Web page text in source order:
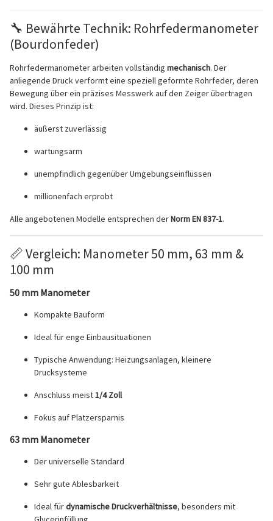
🔧 Bewährte Technik: Rohrfedermanometer
(Bourdonfeder)
Rohrfedermanometer arbeiten vollständig mechanisch. Der
anliegende Druck verformt eine speziell geformte Rohrfeder, deren
Bewegung über ein präzises Messwerk auf den Zeiger übertragen
wird. Dieses Prinzip ist:
äußerst zuverlässig
wartungsarm
unempfindlich gegenüber Umgebungseinflüssen
millionenfach erprobt
Alle angebotenen Modelle entsprechen derNorm EN 837-1.
📏 Vergleich: Manometer 50 mm, 63 mm &
100 mm
50 mm Manometer
Kompakte Bauform
Ideal für enge Einbausituationen
Typische Anwendung: Heizungsanlagen, kleinere
Drucksysteme
Anschluss meist1/4 Zoll
Fokus auf Platzersparnis
63 mm Manometer
Der universelle Standard
Sehr gute Ablesbarkeit
Ideal fürdynamische Druckverhältnisse, besonders mit